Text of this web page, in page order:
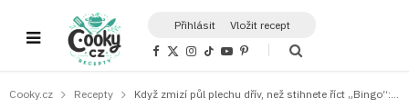
Přihlásit Vložit recept
F
b
X
i
I
a
T
o
Y
u
P
e
Cooky.cz Recepty